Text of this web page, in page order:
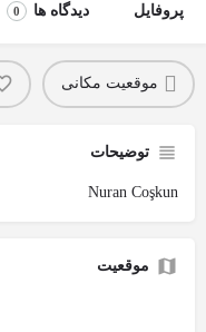
پروفایل دیدگاه ها 0
موقعیت مکانی
توضیحات
Nuran Coşkun
موقعیت